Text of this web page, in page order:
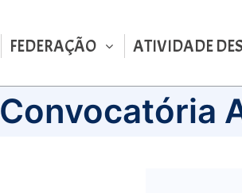
FEDERAÇÃO ATIVIDADE
Convocatória